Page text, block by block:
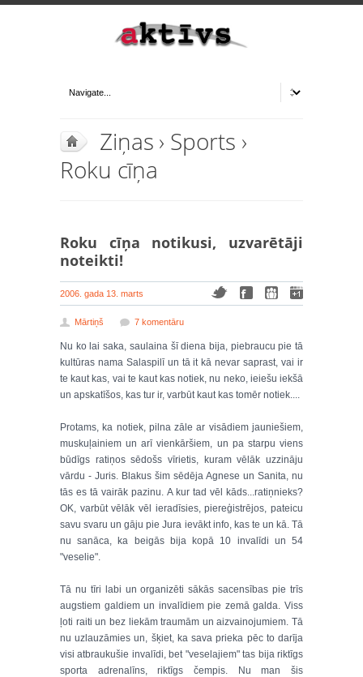
Ziņas › Sports ›
Roku cīņa
Roku cīņa notikusi, uzvarētāji
noteikti!
2006. gada 13. marts
Mārtiņš 7 komentāru
Nu ko lai saka, saulaina šī diena bija, piebraucu pie tā
kultūras nama Salaspilī un tā it kā nevar saprast, vai ir
te kaut kas, vai te kaut kas notiek, nu neko, ieiešu iekšā
un apskatīšos, kas tur ir, varbūt kaut kas tomēr notiek....
Protams, ka notiek, pilna zāle ar visādiem jauniešiem,
muskuļainiem un arī vienkāršiem, un pa starpu viens
būdīgs ratiņos sēdošs vīrietis, kuram vēlāk uzzināju
vārdu - Juris. Blakus šim sēdēja Agnese un Sanita, nu
tās es tā vairāk pazinu. A kur tad vēl kāds...ratiņnieks?
OK, varbūt vēlāk vēl ieradīsies, piereģistrējos, pateicu
savu svaru un gāju pie Jura ievākt info, kas te un kā. Tā
nu sanāca, ka beigās bija kopā 10 invalīdi un 54
"veselie".
Tā nu tīri labi un organizēti sākās sacensības pie trīs
augstiem galdiem un invalīdiem pie zemā galda. Viss
ļoti raiti un bez liekām traumām un aizvainojumiem. Tā
nu uzlauzāmies un, šķiet, ka sava prieka pēc to darīja
visi atbraukušie invalīdi, bet "veselajiem" tas bija riktīgs
sporta adrenalīns, riktīgs čempis. Nu man šis